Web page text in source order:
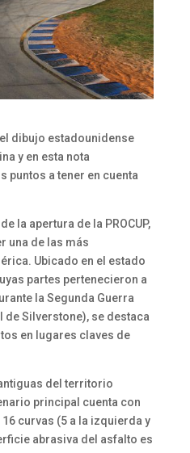
el dibujo estadounidense
y en esta nota
puntos a tener en cuenta
la apertura de la PROCUP,
una de las más
Ubicado en el estado
partes pertenecieron a
la Segunda Guerra
Silverstone), se destaca
en lugares claves de
del territorio
principal cuenta con
curvas (5 a la izquierda y
abrasiva del asfalto es